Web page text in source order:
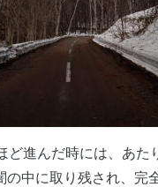
ど進んだ時には、あた
中に取り残され、完